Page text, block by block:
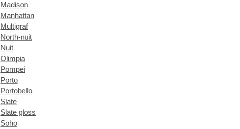
Madison
Manhattan
Multigraf
North-nuit
Nuit
Olimpia
Pompei
Porto
Portobello
Slate
Slate gloss
Soho